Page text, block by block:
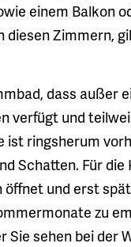
einem Balkon
Zimmern,
dass außer
verfügt und
ringsherum
Schatten. Für die
und erst
zu
sehen bei der